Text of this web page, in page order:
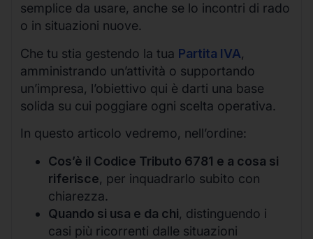
semplice da usare, anche se lo incontri di rado
o in situazioni nuove.
Che tu stia gestendo la tua Partita IVA,
amministrando un’attività o supportando
un’impresa, l’obiettivo qui è darti una base
solida su cui poggiare ogni scelta operativa.
In questo articolo vedremo, nell’ordine:
Cos’è il Codice Tributo 6781 e a cosa si
riferisce, per inquadrarlo subito con
chiarezza.
Quando si usa e da chi, distinguendo i
casi più ricorrenti dalle situazioni